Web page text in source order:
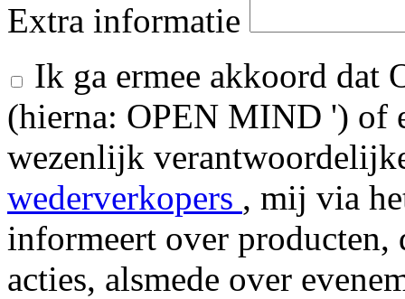
Extra informatie
Ik ga ermee akkoord dat
(hierna: OPEN MIND ') of
wezenlijk
wederverkopers , mij via
informeert over producten,
acties, alsmede over